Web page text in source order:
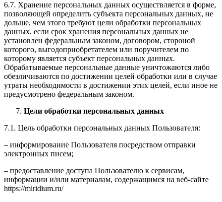
6.7. Хранение персональных данных осуществляется в форме,
позволяющей определить субъекта персональных данных, не
дольше, чем этого требуют цели обработки персональных
данных, если срок хранения персональных данных не
установлен федеральным законом, договором, стороной
которого, выгодоприобретателем или поручителем по
которому является субъект персональных данных.
Обрабатываемые персональные данные уничтожаются либо
обезличиваются по достижении целей обработки или в случае
утраты необходимости в достижении этих целей, если иное не
предусмотрено федеральным законом.
Цели обработки персональных данных
7.1. Цель обработки персональных данных Пользователя:
– информирование Пользователя посредством отправки
электронных писем;
– предоставление доступа Пользователю к сервисам,
информации и/или материалам, содержащимся на веб-сайте
https://miridium.ru/